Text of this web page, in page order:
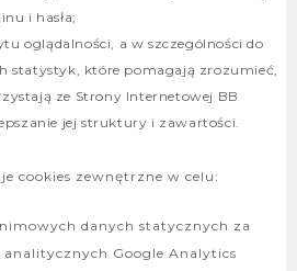
i hasła;
oglądalności, a w szczególności do
statystyk, które pomagają zrozumieć,
ze Strony Internetowej BB
jej struktury i zawartości.
cookies zewnętrzne w celu:
danych statycznych za
Google Analytics